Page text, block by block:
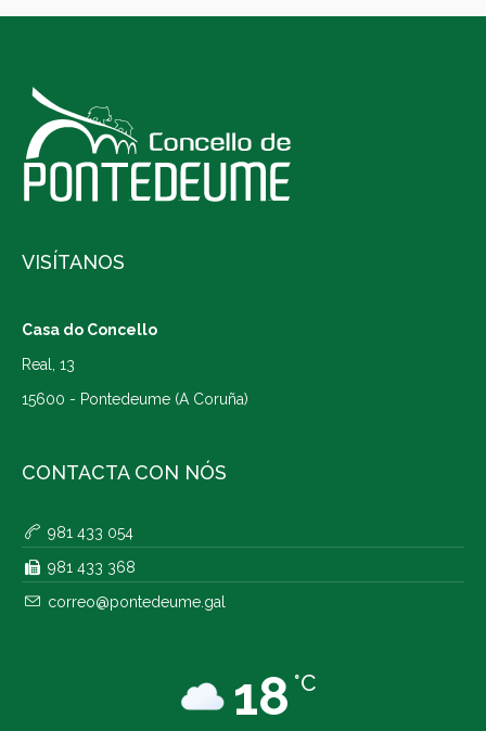
VISÍTANOS
Casa do Concello
Real, 13
15600 - Pontedeume (A Coruña)
CONTACTA CON NÓS
981 433 054
981 433 368
correo@pontedeume.gal
18 °C